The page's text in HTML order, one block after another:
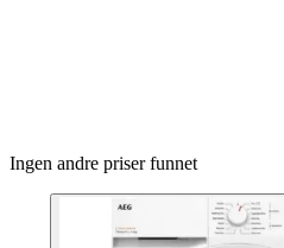
Ingen andre priser funnet